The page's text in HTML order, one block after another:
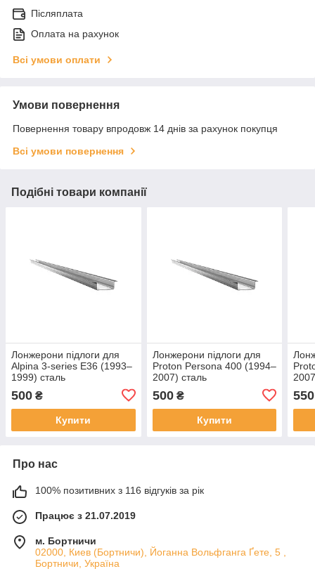
Післяплата
Оплата на рахунок
Всі умови оплати
Умови повернення
Повернення товару впродовж 14 днів за рахунок покупця
Всі умови повернення
Подібні товари компанії
Лонжерони підлоги для
Alpina 3-series E36 (1993–
1999) сталь
500 ₴
Купити
Лонжерони підлоги для
Proton Persona 400 (1994–
2007) сталь
500₴
Купити
550
Про нас
100% позитивних з 116 відгуків за рік
Працює з 21.07.2019
м. Бортничи
02000, Киев (Бортничи), Йоганна Вольфганга Ґете, 5 ,
Бортничи, Україна